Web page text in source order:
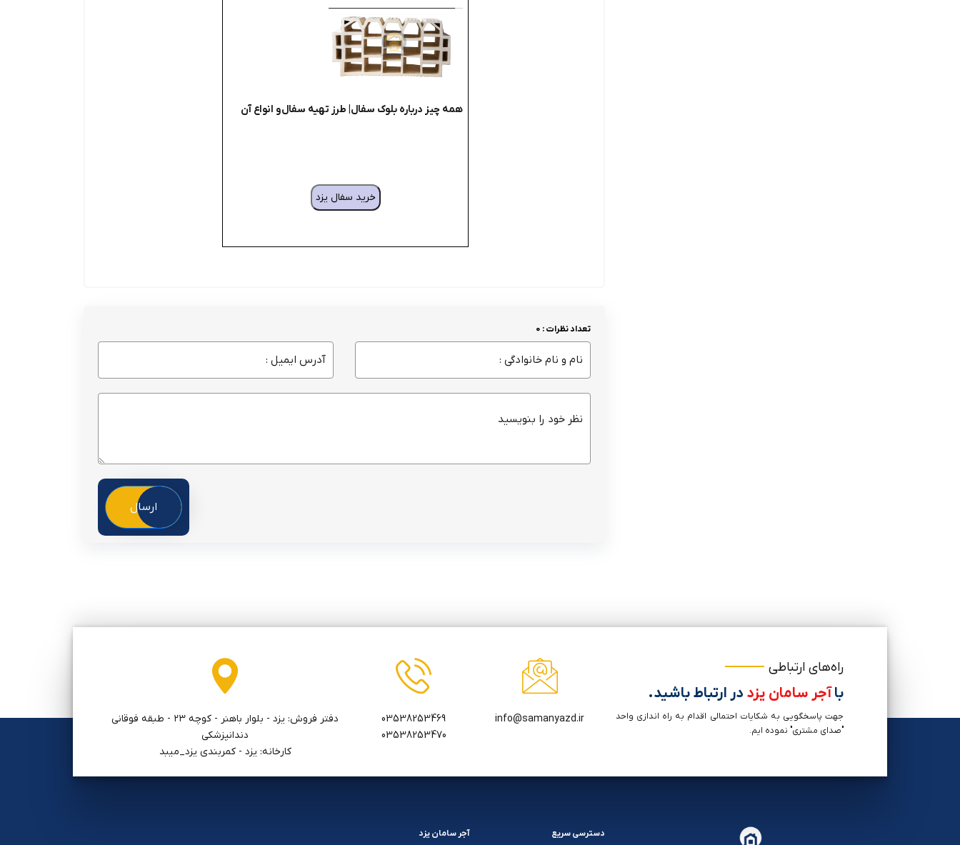
همه چیز درباره بلوک سفال| طرز تهیه سفال و انواع آن
خرید سفال یزد
تعداد نظرات : 0
ارسال
راه‌های ارتباطی
باآجر سامان یزد در ارتباط باشید.
جهت پاسخگویی به شکایات احتمالی اقدام به راه اندازی واحد
"صدای مشتری" نموده ایم.
info@samanyazd.ir
03538253469
03538253470
دفتر فروش: يزد - بلوار باهنر - كوچه ٢٣ - طبقه فوقاني
دندانپزشكي
کارخانه: یزد - کمربندی یزد_میبد
دسترسی سریع آجر سامان یزد